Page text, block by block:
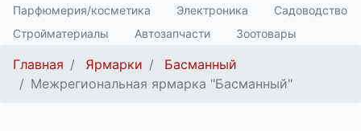
Парфюмерия/косметика
Электроника
Садоводство
Стройматериалы
Автозапчасти Зоотовары
Главная Ярмарки
Басманный
Межрегиональная ярмарка "Басманный"